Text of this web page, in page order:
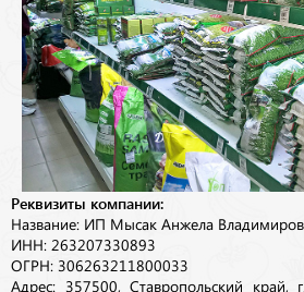
Реквизиты компании:
Название: ИП Мысак Анжела
ИНН: 263207330893
ОГРН: 306263211800033
Адрес: 357500, Ставропольский край,